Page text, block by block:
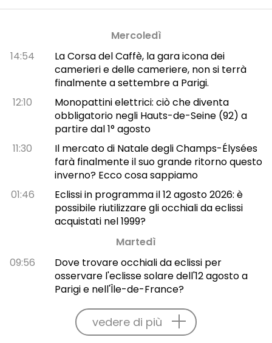
Mercoledì
14:54
La Corsa del Caffè, la gara icona dei
camerieri e delle cameriere, non si terrà
finalmente a settembre a Parigi.
12:10
Monopattini elettrici: ciò che diventa
obbligatorio negli Hauts-de-Seine (92) a
partire dal 1° agosto
11:30
Il mercato di Natale degli Champs-Élysées
farà finalmente il suo grande ritorno questo
inverno? Ecco cosa sappiamo
01:46
Eclissi in programma il 12 agosto 2026: è
possibile riutilizzare gli occhiali da eclissi
acquistati nel 1999?
Martedì
09:56
Dove trovare occhiali da eclissi per
osservare l'eclisse solare dell'12 agosto a
Parigi e nell'Île-de-France?
vedere di più